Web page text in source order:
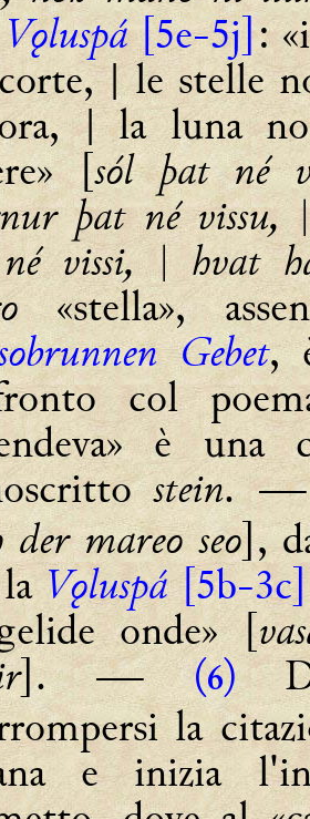
Vǫluspá[5e-5j]:
| le stelle
| la luna
[sól þat né
þat né
vissi, | hvat
«stella»,
Gebet,
col
è una
stein.
der mareo seo],
Vǫluspá[5b-3c]
onde» [
]. ―(6)
la
e inizia